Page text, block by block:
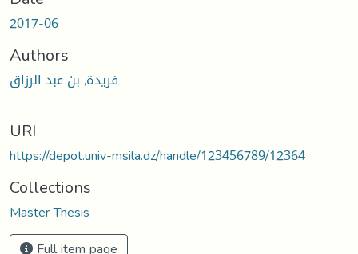
2017-06
Authors
فريدة, بن عبد الرزاق
URI
https://depot.univ-msila.dz/handle/123456789/12364
Collections
Master Thesis
Full item page